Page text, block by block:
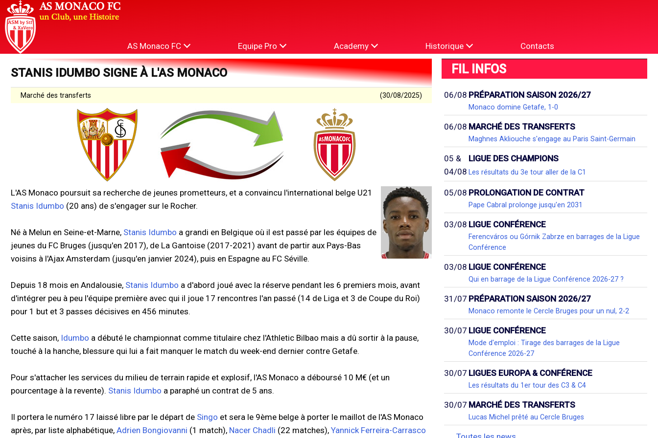
AS Monaco FC Equipe Pro Academy Historique Contacts
STANIS IDUMBO SIGNE À L'AS MONACO
Marché des transferts (30/08/2025)
L'AS Monaco poursuit sa recherche de jeunes prometteurs, et a convaincu l'international belge U21
Stanis Idumbo (20 ans) de s'engager sur le Rocher.
Né à Melun en Seine-et-Marne, Stanis Idumbo a grandi en Belgique où il est passé par les équipes de
jeunes du FC Bruges (jusqu'en 2017), de La Gantoise (2017-2021) avant de partir aux Pays-Bas
voisins à l'Ajax Amsterdam (jusqu'en janvier 2024), puis en Espagne au FC Séville.
Depuis 18 mois en Andalousie, Stanis Idumbo a d'abord joué avec la réserve pendant les 6 premiers mois, avant
d'intégrer peu à peu l'équipe première avec qui il joue 17 rencontres l'an passé (14 de Liga et 3 de Coupe du Roi)
pour 1 but et 3 passes décisives en 456 minutes.
Cette saison, Idumbo a débuté le championnat comme titulaire chez l'Athletic Bilbao mais a dû sortir à la pause,
touché à la hanche, blessure qui lui a fait manquer le match du week-end dernier contre Getafe.
Pour s'attacher les services du milieu de terrain rapide et explosif, l'AS Monaco a déboursé 10 M€ (et un
pourcentage à la revente). Stanis Idumbo a paraphé un contrat de 5 ans.
Il portera le numéro 17 laissé libre par le départ de Singo et sera le 9ème belge à porter le maillot de l'AS Monaco
après, par liste alphabétique, Adrien Bongiovanni (1 match), Nacer Chadli (22 matches), Yannick Ferreira-Carrasco
FIL INFOS
06/08 PRÉPARATION SAISON 2026/27
Monaco domine Getafe, 1-0
06/08 MARCHÉ DES TRANSFERTS
Maghnes Akliouche s'engage au Paris Saint-Germain
05 &
04/08
LIGUE DES CHAMPIONS
Les résultats du 3e tour aller de la C1
05/08 PROLONGATION DE CONTRAT
Pape Cabral prolonge jusqu'en 2031
03/08 LIGUE CONFÉRENCE
Ferencváros ou Górnik Zabrze en barrages de la Ligue
Conférence
03/08 LIGUE CONFÉRENCE
Qui en barrage de la Ligue Conférence 2026-27 ?
31/07 PRÉPARATION SAISON 2026/27
Monaco remonte le Cercle Bruges pour un nul, 2-2
30/07 LIGUE CONFÉRENCE
Mode d'emploi : Tirage des barrages de la Ligue
Conférence 2026-27
30/07 LIGUES EUROPA & CONFÉRENCE
Les résultats du 1er tour des C3 & C4
30/07 MARCHÉ DES TRANSFERTS
Lucas Michel prêté au Cercle Bruges